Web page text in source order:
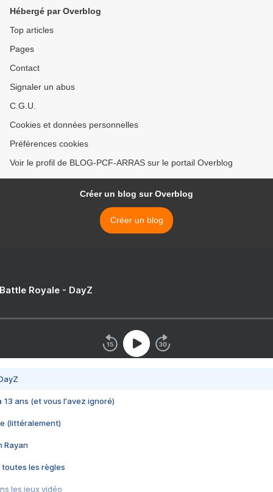
Calais
Hébergé par Overblog
Top articles
Pages
Contact
Signaler un abus
C.G.U.
Cookies et données personnelles
Préférences cookies
Voir le profil de BLOG-PCF-ARRAS sur le portail Overblog
Créer un blog sur Overblog
Créer un blog
Royale - DayZ
13 ans (et vous l'avez ignoré)
(littéralement)
Rayan
toutes les règles
les jeux vidéo